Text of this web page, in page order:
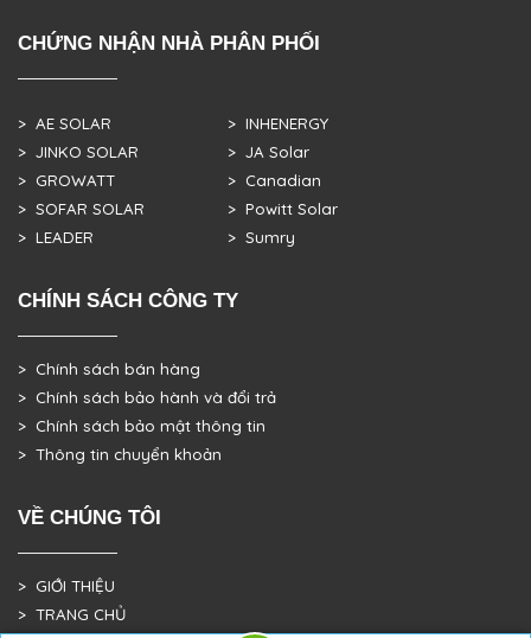
CHỨNG NHẬN NHÀ PHÂN PHỐI
> AE SOLAR
> JINKO SOLAR
> GROWATT
> SOFAR SOLAR
> LEADER
> INHENERGY
> JA Solar
> Canadian
> Powitt Solar
> Sumry
CHÍNH SÁCH CÔNG TY
> Chính sách bán hàng
> Chính sách bảo hành và đổi trả
> Chính sách bảo mật thông tin
> Thông tin chuyển khoản
VỀ CHÚNG TÔI
> GIỚI THIỆU
> TRANG CHỦ